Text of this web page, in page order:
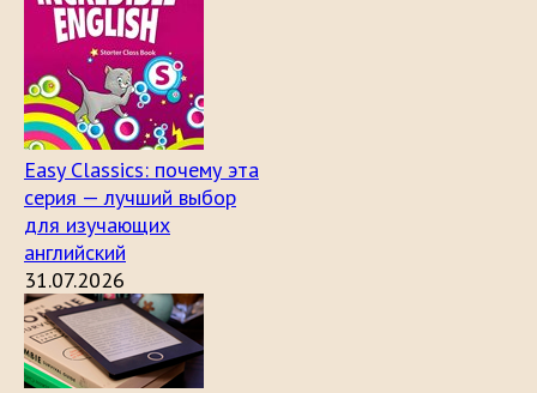
Easy Classics: почему эта
серия — лучший выбор
для изучающих
английский
31.07.2026